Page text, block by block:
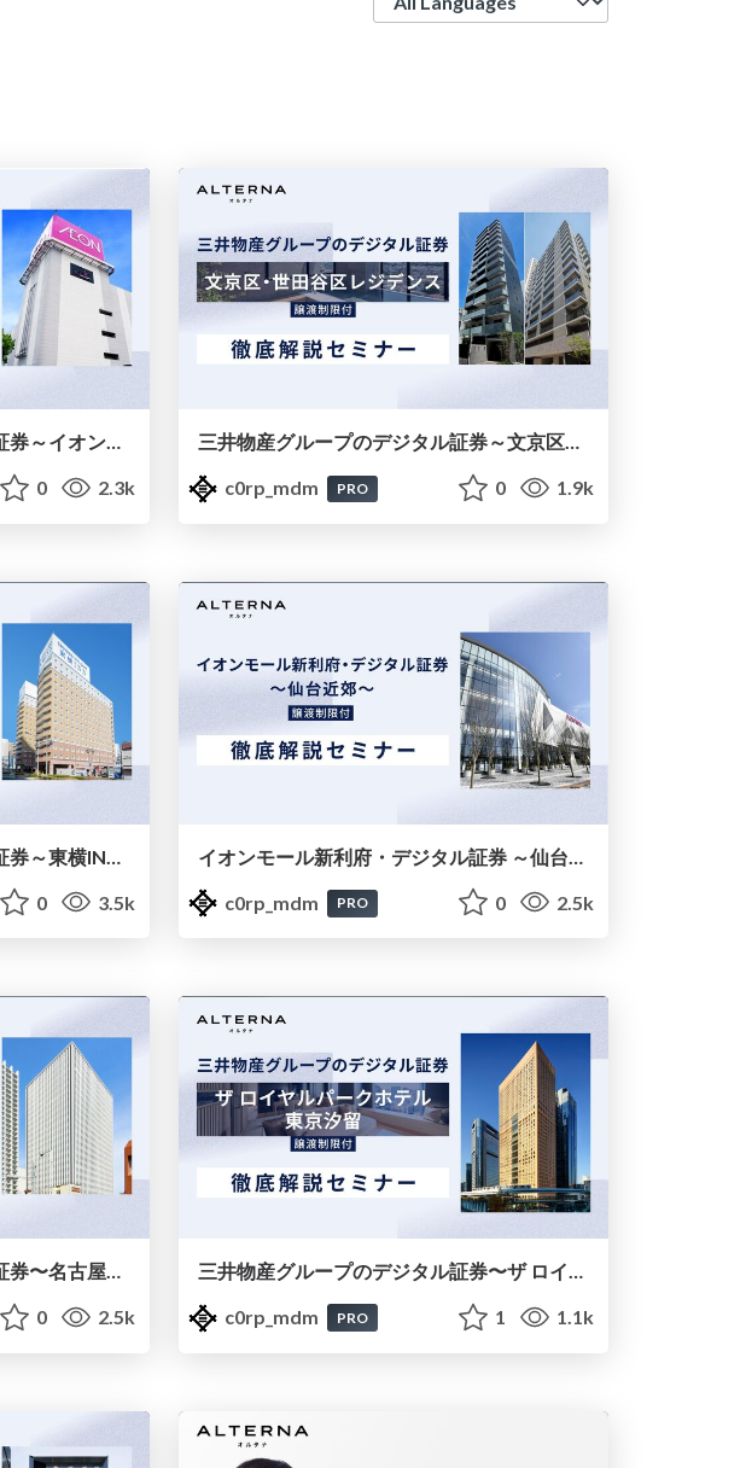
三井物産グループのデジタル証券～イオン大宮～徹底解説セミナー
0 2.3k
三井物産グループのデジタル証券～文京区・世田谷区レジデンス～徹底解説セミナー
c0rp_mdm
PRO 0 1.9k
0 3.5k
c0rp_mdm
PRO 0 2.5k
0 2.5k
c0rp_mdm
PRO 1 1.1k